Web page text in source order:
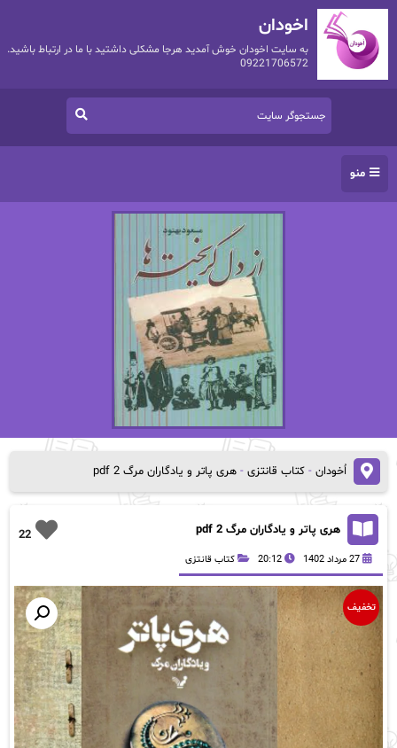
اخودان
به سایت اخودان خوش آمدید هرجا مشکلی داشتید با ما در ارتباط باشید.
09221706572
منو
اُخودان- کتاب قانتزی- هری پاتر‌ و‌ یادگاران‌ مرگ 2 pdf
22 هری پاتر‌ و‌ یادگاران‌ مرگ 2 pdf
27 مرداد 1402 20:12 کتاب قانتزی
تخفیف